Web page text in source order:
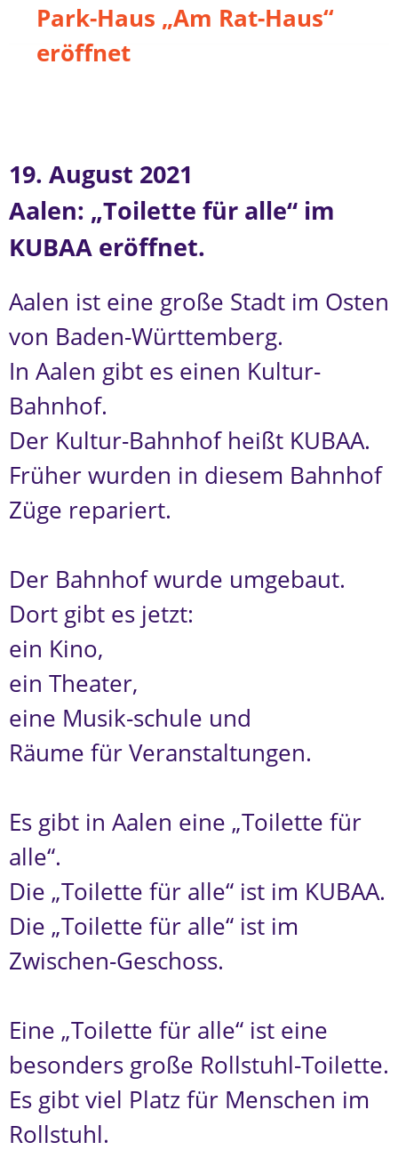
Park-Haus „Am Rat-Haus“
eröffnet
19. August 2021
Aalen: „Toilette für alle“ im
KUBAA eröffnet.
Aalen ist eine große Stadt im Osten
von Baden-Württemberg.
In Aalen gibt es einen Kultur-
Bahnhof.
Der Kultur-Bahnhof heißt KUBAA.
Früher wurden in diesem Bahnhof
Züge repariert.
Der Bahnhof wurde umgebaut.
Dort gibt es jetzt:
ein Kino,
ein Theater,
eine Musik-schule und
Räume für Veranstaltungen.
Es gibt in Aalen eine „Toilette für
alle“.
Die „Toilette für alle“ ist im KUBAA.
Die „Toilette für alle“ ist im
Zwischen-Geschoss.
Eine „Toilette für alle“ ist eine
besonders große Rollstuhl-Toilette.
Es gibt viel Platz für Menschen im
Rollstuhl.